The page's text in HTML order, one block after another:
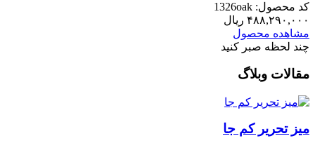
کد محصول: 1326oak
۴۸۸,۲۹۰,۰۰۰ ریال
مشاهده محصول
چند لحظه صبر کنید
مقالات وبلاگ
میز تحریر کم جا